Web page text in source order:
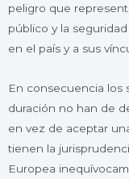
peligro que
público y la
en el país y a sus
En consecuencia los
duración no han de
en vez de aceptar
tienen la
Europea